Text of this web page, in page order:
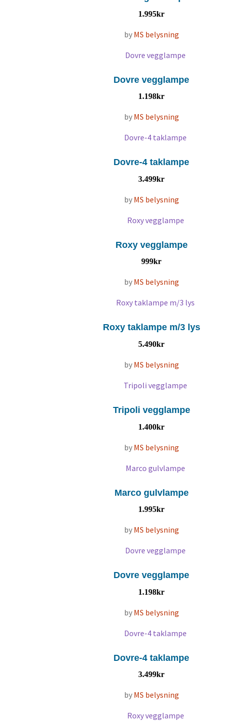
1.995kr
by MS belysning
Dovre vegglampe
1.198kr
by MS belysning
Dovre-4 taklampe
3.499kr
by MS belysning
Roxy vegglampe
999kr
by MS belysning
Roxy taklampe m/3 lys
5.490kr
by MS belysning
Tripoli vegglampe
1.400kr
by MS belysning
Marco gulvlampe
1.995kr
by MS belysning
Dovre vegglampe
1.198kr
by MS belysning
Dovre-4 taklampe
3.499kr
by MS belysning